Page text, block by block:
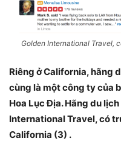
Golden International Travel,
Riêng ở California, hãng
cùng là một công ty của
Hoa Lục Địa. Hãng du
International Travel, có
California (3) .